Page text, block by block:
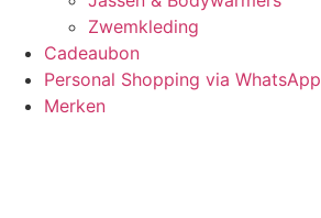
Zwemkleding
Cadeaubon
Personal Shopping via WhatsApp
Merken